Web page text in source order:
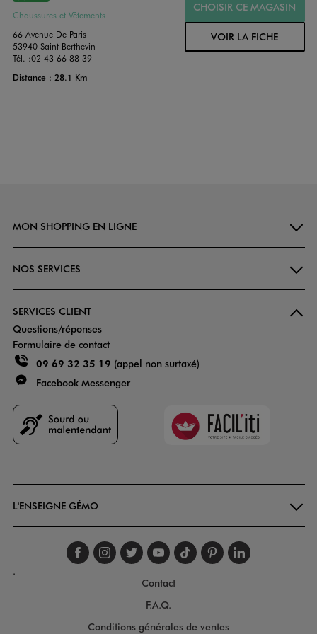
Chaussures et Vêtements
66 Avenue De Paris
53940 Saint Berthevin
Tél. :02 43 66 88 39
Distance : 28.1 Km
CHOISIR CE MAGASIN
VOIR LA FICHE
MON SHOPPING EN LIGNE
NOS SERVICES
SERVICES CLIENT
Questions/réponses
Formulaire de contact
09 69 32 35 19 (appel non surtaxé)
Facebook Messenger
Faciliti
L'ENSEIGNE GÉMO
Suivez-nous sur
Suivez-nous sur
Suivez-nous sur
Suivez-nous
Suivez-nous
Suivez-
.
Contact
F.A.Q.
Conditions générales de ventes